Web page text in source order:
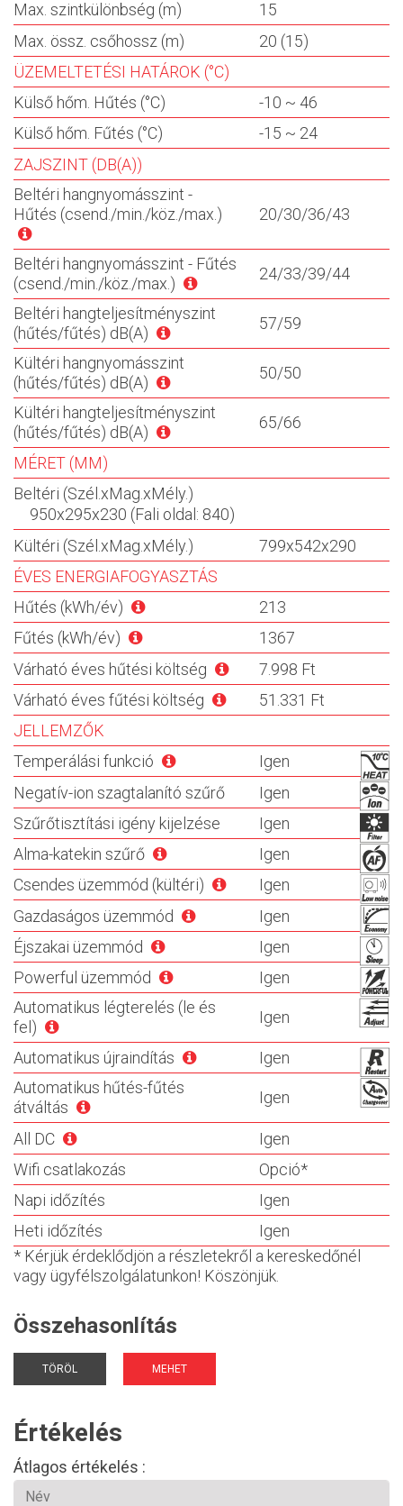
Max. szintkülönbség (m)
15
Max. össz. csőhossz (m)
20 (15)
ÜZEMELTETÉSI HATÁROK (°C)
Külső hőm. Hűtés (°C)
-10 ~ 46
Külső hőm. Fűtés (°C)
-15 ~ 24
ZAJSZINT (DB(A))
Beltéri hangnyomásszint -
Hűtés (csend./min./köz./max.)
20/30/36/43
Beltéri hangnyomásszint - Fűtés
(csend./min./köz./max.)
24/33/39/44
Beltéri hangteljesítményszint
(hűtés/fűtés) dB(A)
57/59
Kültéri hangnyomásszint
(hűtés/fűtés) dB(A)
50/50
Kültéri hangteljesítményszint
(hűtés/fűtés) dB(A)
65/66
MÉRET (MM)
Beltéri (Szél.xMag.xMély.)
950x295x230 (Fali oldal: 840)
Kültéri (Szél.xMag.xMély.)
799x542x290
ÉVES ENERGIAFOGYASZTÁS
Hűtés (kWh/év)
213
Fűtés (kWh/év)
1367
Várható éves hűtési költség
7.998 Ft
Várható éves fűtési költség
51.331 Ft
JELLEMZŐK
Temperálási funkció
Igen
Negatív-ion szagtalanító szűrő
Igen
Szűrőtisztítási igény kijelzése
Igen
Alma-katekin szűrő
Igen
Csendes üzemmód (kültéri)
Igen
Gazdaságos üzemmód
Igen
Éjszakai üzemmód
Igen
Powerful üzemmód
Igen
Automatikus légterelés (le és
fel)
Igen
Automatikus újraindítás
Igen
Automatikus hűtés-fűtés
átváltás
Igen
All DC
Igen
Wifi csatlakozás
Opció*
Napi időzítés
Igen
Heti időzítés
Igen
* Kérjük érdeklődjön a részletekről a kereskedőnél
vagy ügyfélszolgálatunkon! Köszönjük.
Összehasonlítás
TÖRÖL MEHET
Értékelés
Átlagos értékelés :